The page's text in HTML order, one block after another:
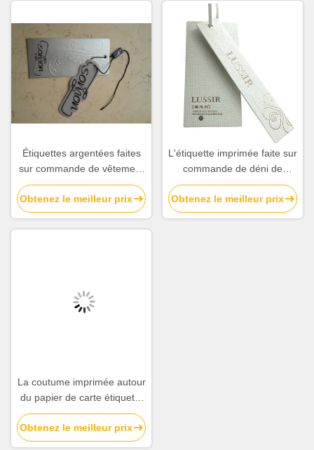
Étiquettes argentées faites
sur commande de vêtement
et oscillation en plastique
Hang Tags Manufacturers de
labels
Obtenez le meilleur prix
L'étiquette imprimée faite sur
commande de déni de
responsabilité pour des
vêtements chausse la ficelle
de papier de gros-grain
Obtenez le meilleur prix
La coutume imprimée autour
du papier de carte étiquette
le logo de Matt Lamination
Emboss Gold Foil
Obtenez le meilleur prix